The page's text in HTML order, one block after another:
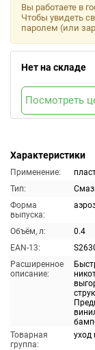
Характеристики
Применение:
Тип:
Форма
выпуска:
Объём, л:
0.4
EAN-13:
Расширенное
описание:
Товарная
группа:
уход
Вы работаете в
Чтобы увидеть
паролем (или
Нет на складе
Посмотреть